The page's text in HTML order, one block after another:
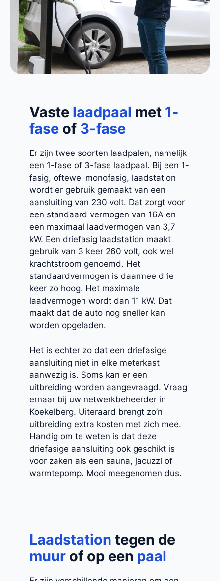
Vaste laadpaal met 1-
fase of 3-fase
Er zijn twee soorten laadpalen, namelijk
een 1-fase of 3-fase laadpaal. Bij een 1-
fasig, oftewel monofasig, laadstation
wordt er gebruik gemaakt van een
aansluiting van 230 volt. Dat zorgt voor
een standaard vermogen van 16A en
een maximaal laadvermogen van 3,7
kW. Een driefasig laadstation maakt
gebruik van 3 keer 260 volt, ook wel
krachtstroom genoemd. Het
standaardvermogen is daarmee drie
keer zo hoog. Het maximale
laadvermogen wordt dan 11 kW. Dat
maakt dat de auto nog sneller kan
worden opgeladen.
Het is echter zo dat een driefasige
aansluiting niet in elke meterkast
aanwezig is. Soms kan er een
uitbreiding worden aangevraagd. Vraag
ernaar bij uw netwerkbeheerder in
Koekelberg. Uiteraard brengt zo’n
uitbreiding extra kosten met zich mee.
Handig om te weten is dat deze
driefasige aansluiting ook geschikt is
voor zaken als een sauna, jacuzzi of
warmtepomp. Mooi meegenomen dus.
Laadstation tegen de
muur of op een paal